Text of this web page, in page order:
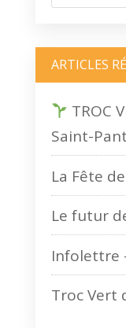
ARTICLES
TROC
Saint-
La Fête
Le futur
Infolettre
Troc Vert